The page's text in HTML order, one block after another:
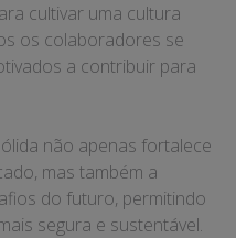
cultivar uma cultura
os colaboradores se
a contribuir para
não apenas fortalece
mas também a
do futuro, permitindo
segura e sustentável.